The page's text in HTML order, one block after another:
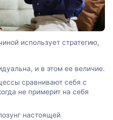
использует стратегию,
и в этом ее величие.
сравнивают себя с
не примерит на себя
настоящей